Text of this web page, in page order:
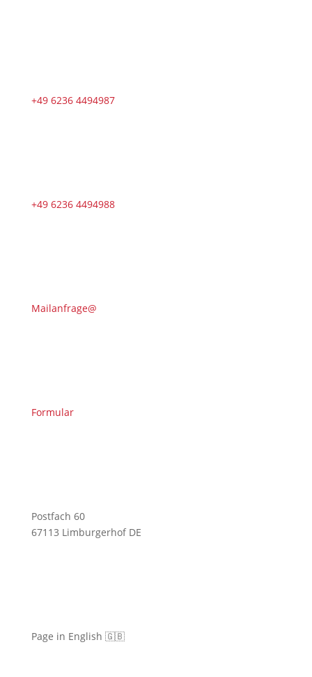
+49 6236 4494987
+49 6236 4494988
Mailanfrage@
Formular
Postfach 60
67113 Limburgerhof DE
Page in English 🇬🇧